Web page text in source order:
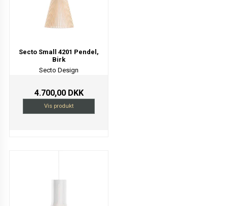
Secto Small 4201 Pendel,
Birk
Secto Design
4.700,00 DKK
Vis produkt